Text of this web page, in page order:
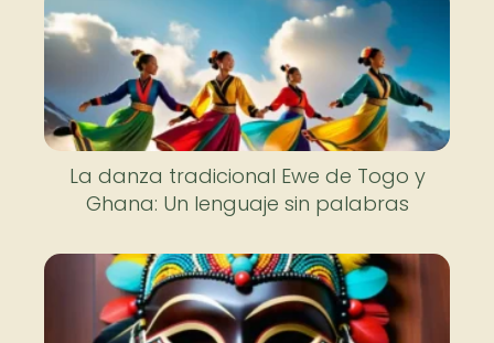
La danza tradicional Ewe de Togo y
Ghana: Un lenguaje sin palabras